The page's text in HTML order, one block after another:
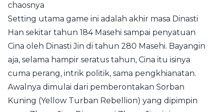
chaosnya
Setting utama game ini adalah akhir masa Dinasti
Han sekitar tahun 184 Masehi sampai penyatuan
Cina oleh Dinasti Jin di tahun 280 Masehi. Bayangin
aja, selama hampir seratus tahun, Cina itu isinya
cuma perang, intrik politik, sama pengkhianatan.
Awalnya dimulai dari pemberontakan Sorban
Kuning (Yellow Turban Rebellion) yang dipimpin